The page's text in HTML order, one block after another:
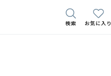
検索 お気に入り